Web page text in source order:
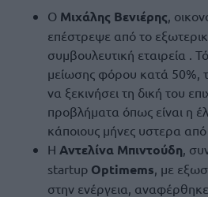
Ο Μιχάλης Βενιέρης,
επέστρεψε από το
συμβουλευτική εταιρεία .
μείωσης φόρου κατά 50%,
να ξεκινήσει τη δική του
προβλήματα όπως είναι η
κάποιους μήνες υστερα
Η Αντελίνα Μπιντούδη,
startup Optimems, με
στην ενέργεια,